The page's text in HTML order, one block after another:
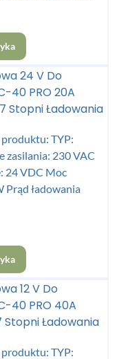
24 V Do
40 PRO 20A
Stopni Ładowania
TYP:
zasilania: 230 VAC
24 VDC Moc
Prąd ładowania
12 V Do
40 PRO 40A
Stopni Ładowania
TYP: